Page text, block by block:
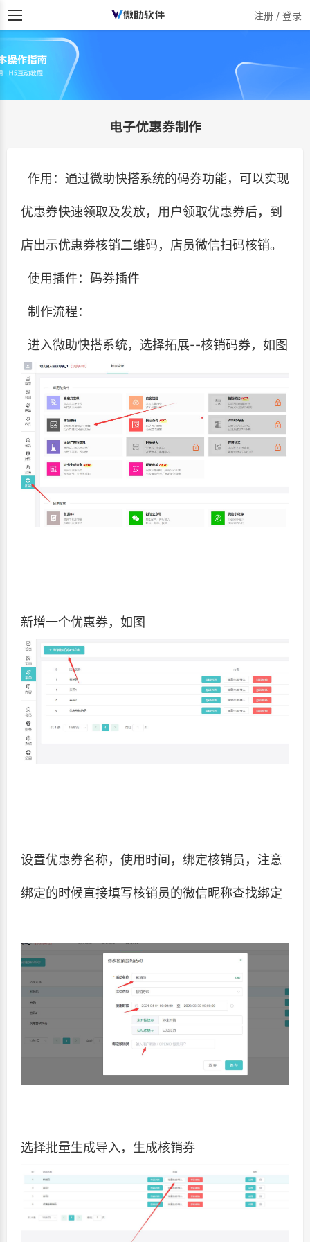
注册 / 登录
电子优惠券制作
作用：通过微助快搭系统的码券功能，可以实现
优惠券快速领取及发放，用户领取优惠券后，到
店出示优惠券核销二维码，店员微信扫码核销。
使用插件：码券插件
制作流程：
进入微助快搭系统，选择拓展--核销码券，如图
新增一个优惠券，如图
设置优惠券名称，使用时间，绑定核销员，注意
绑定的时候直接填写核销员的微信昵称查找绑定
选择批量生成导入，生成核销券